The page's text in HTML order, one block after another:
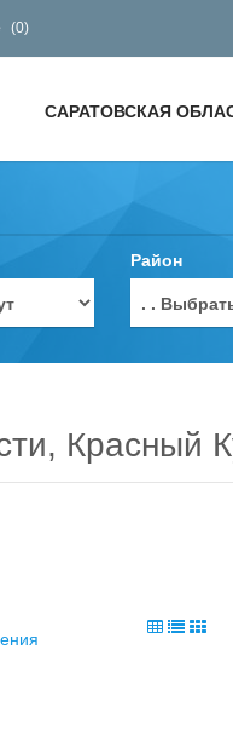
(0)
САРАТОВСКАЯ
Район
. .
Красный